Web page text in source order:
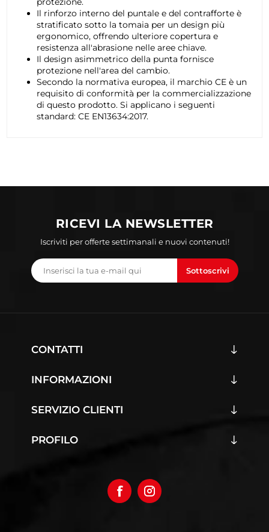
Il rinforzo interno del puntale e del contrafforte è
stratificato sotto la tomaia per un design più
ergonomico, offrendo ulteriore copertura e
resistenza all'abrasione nelle aree chiave.
Il design asimmetrico della punta fornisce
protezione nell'area del cambio.
Secondo la normativa europea, il marchio CE è un
requisito di conformità per la commercializzazione
di questo prodotto. Si applicano i seguenti
standard: CE EN13634:2017.
RICEVI LA NEWSLETTER
Iscriviti per offerte settimanali e nuovi contenuti!
Sottoscrivi
CONTATTI
INFORMAZIONI
SERVIZIO CLIENTI
PROFILO